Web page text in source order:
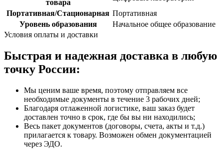
товара
Портативная/Стационарная Портативная
Уровень образования
Начальное общее образование
Условия оплаты и доставки
Быстрая и надежная доставка в любую
точку России:
Мы ценим ваше время, поэтому отправляем все
необходимые документы в течение 3 рабочих дней;
Благодаря отлаженной логистике, ваш заказ будет
доставлен точно в срок, где бы вы ни находились;
Весь пакет документов (договоры, счета, акты и т.д.)
прилагается к товару. Возможен обмен документацией
через ЭДО.